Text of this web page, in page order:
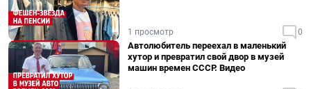
1 просмотр 0
Автолюбитель переехал в маленький
хутор и превратил свой двор в музей
машин времен СССР. Видео